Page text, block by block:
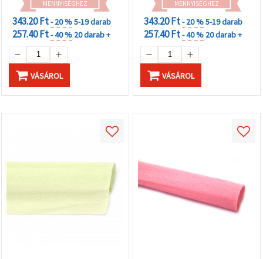
MENNYISÉGHEZ
343.20 Ft- 20 %5-19 darab
257.40 Ft- 40 % 20 darab +
VÁSÁROL
MENNYISÉGHEZ
343.20 Ft- 20 %5-19 darab
257.40 Ft- 40 % 20 darab +
VÁSÁROL